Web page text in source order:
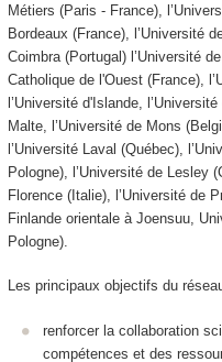
Métiers (Paris - France),
Bordeaux (France), l’Université
Coimbra (Portugal) l’Université
Catholique de l'Ouest (France),
l’Université d'Islande,
Malte, l’Université de Mons
l’Université Laval (Québec),
Pologne), l’Université de Lesley
Florence (Italie), l’Université de
Finlande orientale à Joensuu,
Pologne).
Les principaux objectifs du
renforcer la collaboration
compétences et des